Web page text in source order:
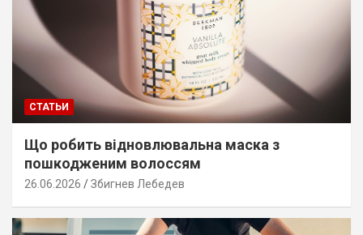
СТАТЬИ
Що робить відновлювальна маска з
пошкодженим волоссям
26.06.2026 Збигнев Лебедев